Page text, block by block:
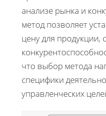
анализе рынка и
метод позволяет
цену для продукции,
что выбор метода
специфики
управленческих